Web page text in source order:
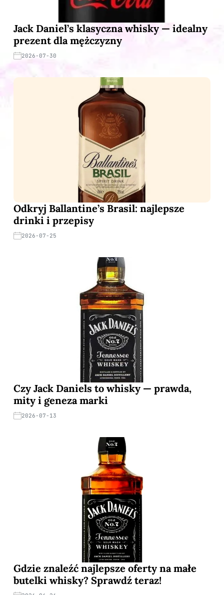
Jack Daniel’s klasyczna whisky — idealny
prezent dla mężczyzny
2026-07-30
Odkryj Ballantine’s Brasil: najlepsze
drinki i przepisy
2026-07-25
Czy Jack Daniels to whisky — prawda,
mity i geneza marki
2026-07-13
Gdzie znaleźć najlepsze oferty na małe
butelki whisky? Sprawdź teraz!